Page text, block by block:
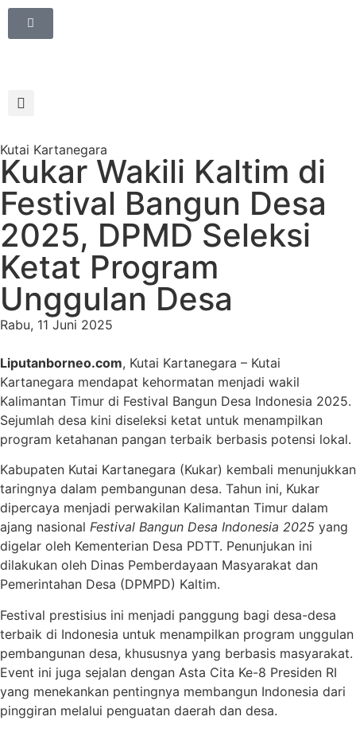
Kutai Kartanegara
Kukar Wakili Kaltim di
Festival Bangun Desa
2025, DPMD Seleksi
Ketat Program
Unggulan Desa
Rabu, 11 Juni 2025
Liputanborneo.com, Kutai Kartanegara – Kutai
Kartanegara mendapat kehormatan menjadi wakil
Kalimantan Timur di Festival Bangun Desa Indonesia 2025.
Sejumlah desa kini diseleksi ketat untuk menampilkan
program ketahanan pangan terbaik berbasis potensi lokal.
Kabupaten Kutai Kartanegara (Kukar) kembali menunjukkan
taringnya dalam pembangunan desa. Tahun ini, Kukar
dipercaya menjadi perwakilan Kalimantan Timur dalam
ajang nasional Festival Bangun Desa Indonesia 2025 yang
digelar oleh Kementerian Desa PDTT. Penunjukan ini
dilakukan oleh Dinas Pemberdayaan Masyarakat dan
Pemerintahan Desa (DPMPD) Kaltim.
Festival prestisius ini menjadi panggung bagi desa-desa
terbaik di Indonesia untuk menampilkan program unggulan
pembangunan desa, khususnya yang berbasis masyarakat.
Event ini juga sejalan dengan Asta Cita Ke-8 Presiden RI
yang menekankan pentingnya membangun Indonesia dari
pinggiran melalui penguatan daerah dan desa.